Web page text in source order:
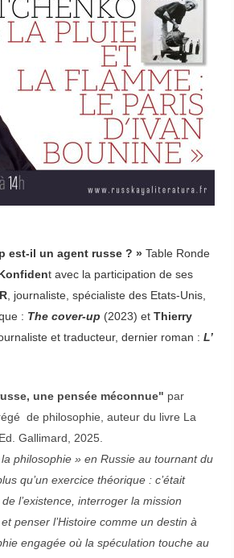
est-il un agent russe ? » Table Ronde
t avec la participation de ses
, journaliste, spécialiste des Etats-Unis,
: The cover-up (2023) et Thierry
et traducteur, dernier roman : L’
une pensée méconnue" par
de philosophie, auteur du livre La
Gallimard, 2025.
philosophie » en Russie au tournant du
qu’un exercice théorique : c’était
l’existence, interroger la mission
penser l’Histoire comme un destin à
engagée où la spéculation touche au